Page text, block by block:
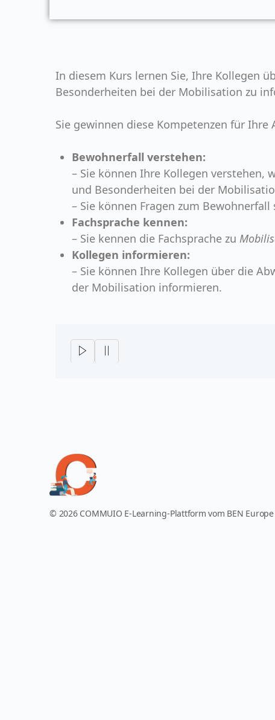
In diesem Kurs lernen Sie, Ihre Kollegen
Besonderheiten bei der Mobilisation zu
Sie gewinnen diese Kompetenzen für Ihre
Bewohnerfall verstehen:
– Sie können Ihre Kollegen verstehen,
und Besonderheiten bei der
– Sie können Fragen zum
Fachsprache kennen:
– Sie kennen die Fachsprache zu
Kollegen informieren:
– Sie können Ihre Kollegen über die
der Mobilisation informieren.
© 2026 COMMUIO E-Learning-Plattform vom BEN